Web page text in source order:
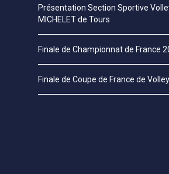
Présentation Section Sportive
MICHELET de Tours
Finale de Championnat de France
Finale de Coupe de France de